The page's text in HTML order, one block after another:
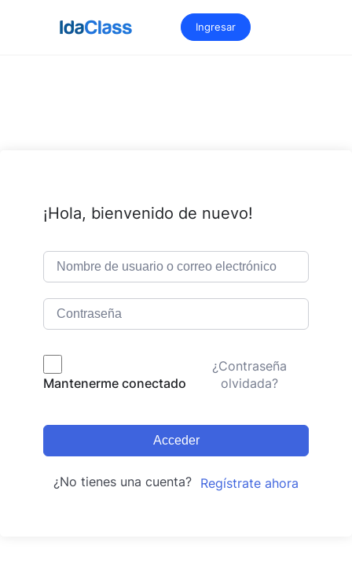
Ingresar
¡Hola, bienvenido de nuevo!
Mantenerme conectado
¿Contraseña
olvidada?
Acceder
¿No tienes una cuenta? Regístrate ahora